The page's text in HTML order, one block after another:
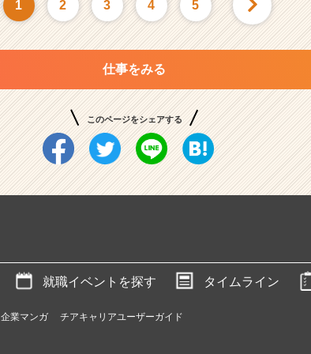
1 2 3 4 5
仕事をみる
このページをシェアする
就職イベントを探す タイムライン
企業マンガ チアキャリアユーザーガイド